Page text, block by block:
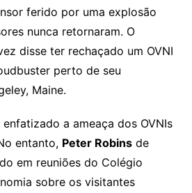
ferido por uma explosão
nunca retornaram. O
disse ter rechaçado um OVNI
perto de seu
Maine.
a ameaça dos OVNIs
entanto, Peter Robinsde
em reuniões do Colégio
sobre os visitantes